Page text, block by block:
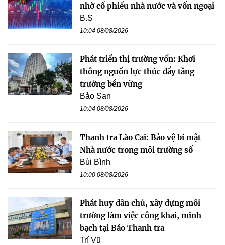
nhờ cổ phiếu nhà nước và vốn ngoại
B.S
10:04 08/08/2026
Phát triển thị trường vốn: Khơi
thông nguồn lực thúc đẩy tăng
trưởng bền vững
Bảo San
10:04 08/08/2026
Thanh tra Lào Cai: Bảo vệ bí mật
Nhà nước trong môi trường số
Bùi Bình
10:00 08/08/2026
Phát huy dân chủ, xây dựng môi
trường làm việc công khai, minh
bạch tại Báo Thanh tra
Trí Vũ